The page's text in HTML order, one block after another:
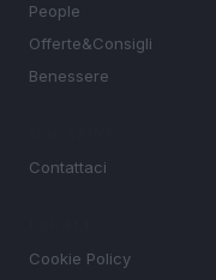
People
Offerte&Consigli
Benessere
Contattaci
Cookie Policy